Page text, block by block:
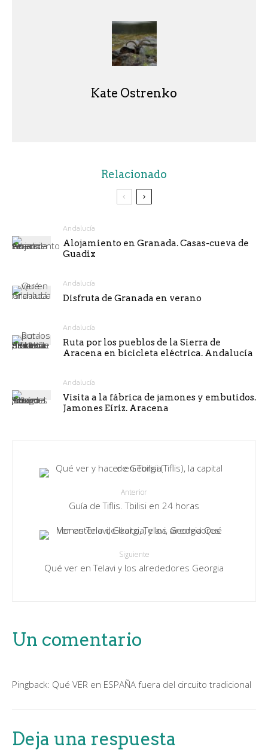
Kate Ostrenko
Relacionado
Andalucía
Alojamiento en Granada. Casas-cueva de
Guadix
Andalucía
Disfruta de Granada en verano
Andalucía
Ruta por los pueblos de la Sierra de
Aracena en bicicleta eléctrica. Andalucía
Andalucía
Visita a la fábrica de jamones y embutidos.
Jamones Eíriz. Aracena
Anterior
Guía de Tiflis. Tbilisi en 24 horas
Siguiente
Qué ver en Telavi y los alrededores Georgia
Un comentario
Pingback: Qué VER en ESPAÑA fuera del circuito tradicional
Deja una respuesta